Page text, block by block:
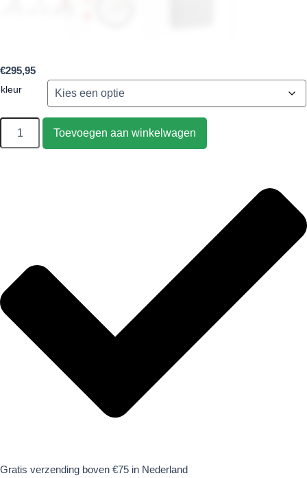
€295,95
kleur
Toevoegen aan winkelwagen
Gratis verzending boven €75 in Nederland